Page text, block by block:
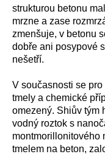
strukturou betonu
mrzne a zase
zmenšuje, v betonu
dobře ani posypové
nešetří.
V současnosti se
tmely a chemické
omezený. Shiův tým
vodný roztok s
montmorillonitového
tmelem na beton,